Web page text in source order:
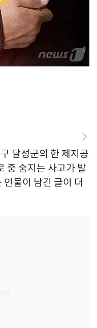
달성군의 한 제지공
중 숨지는 사고가 발
물이 남긴 글이 더